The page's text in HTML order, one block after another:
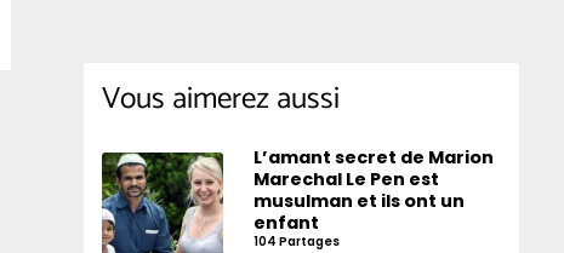
Vous aimerez aussi
L’amant secret de Marion
Marechal Le Pen est
musulman et ils ont un
enfant
104 Partages